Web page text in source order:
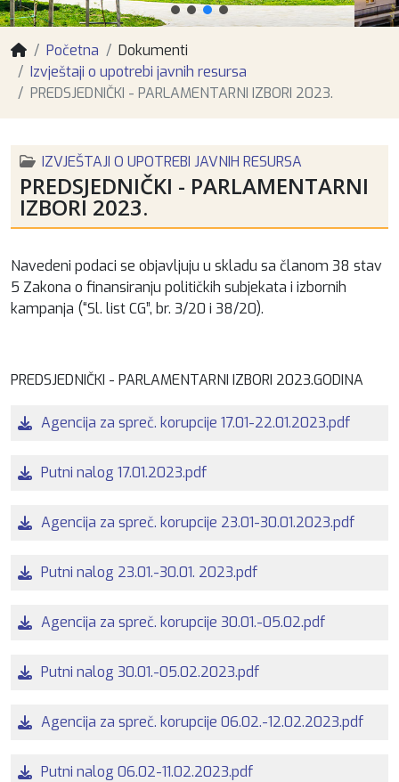
Početna
Dokumenti
Izvještaji o upotrebi javnih resursa
PREDSJEDNIČKI - PARLAMENTARNI IZBORI 2023.
IZVJEŠTAJI O UPOTREBI JAVNIH RESURSA
PREDSJEDNIČKI - PARLAMENTARNI
IZBORI 2023.
Navedeni podaci se objavljuju u skladu sa članom 38 stav
5 Zakona o finansiranju političkih subjekata i izbornih
kampanja (“Sl. list CG”, br. 3/20 i 38/20).
PREDSJEDNIČKI - PARLAMENTARNI IZBORI 2023.GODINA
Agencija za spreč. korupcije 17.01-22.01.2023.pdf
Putni nalog 17.01.2023.pdf
Agencija za spreč. korupcije 23.01-30.01.2023.pdf
Putni nalog 23.01.-30.01. 2023.pdf
Agencija za spreč. korupcije 30.01.-05.02.pdf
Putni nalog 30.01.-05.02.2023.pdf
Agencija za spreč. korupcije 06.02.-12.02.2023.pdf
Putni nalog 06.02-11.02.2023.pdf